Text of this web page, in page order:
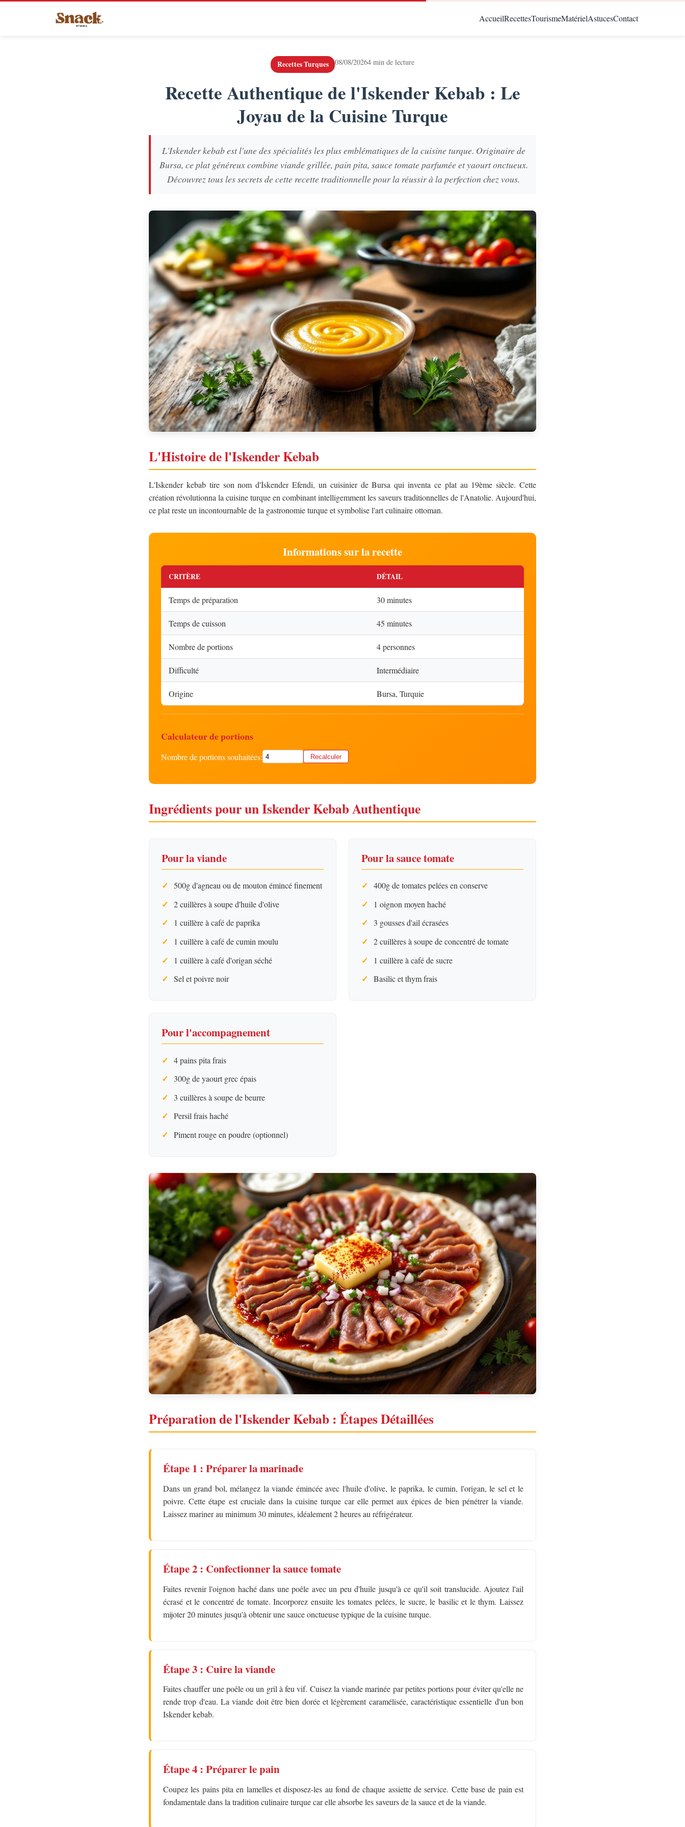
AccueilRecettesTourismeMatérielAstucesContact
Recettes Turques 08/08/20264 min de lecture
Recette Authentique de l'Iskender Kebab : Le
Joyau de la Cuisine Turque
L'Iskender kebab est l'une des spécialités les plus emblématiques de la cuisine turque. Originaire de
Bursa, ce plat généreux combine viande grillée, pain pita, sauce tomate parfumée et yaourt onctueux.
Découvrez tous les secrets de cette recette traditionnelle pour la réussir à la perfection chez vous.
L'Histoire de l'Iskender Kebab
L'Iskender kebab tire son nom d'İskender Efendi, un cuisinier de Bursa qui inventa ce plat au 19ème siècle. Cette
création révolutionna la cuisine turque en combinant intelligemment les saveurs traditionnelles de l'Anatolie. Aujourd'hui,
ce plat reste un incontournable de la gastronomie turque et symbolise l'art culinaire ottoman.
Informations sur la recette
CRITÈRE DÉTAIL
Temps de préparation 30 minutes
Temps de cuisson 45 minutes
Nombre de portions 4 personnes
Difficulté Intermédiaire
Origine Bursa, Turquie
Calculateur de portions
Nombre de portions souhaitées: Recalculer
Ingrédients pour un Iskender Kebab Authentique
Pour la viande
500g d'agneau ou de mouton émincé finement
2 cuillères à soupe d'huile d'olive
1 cuillère à café de paprika
1 cuillère à café de cumin moulu
1 cuillère à café d'origan séché
Sel et poivre noir
Pour la sauce tomate
400g de tomates pelées en conserve
1 oignon moyen haché
3 gousses d'ail écrasées
2 cuillères à soupe de concentré de tomate
1 cuillère à café de sucre
Basilic et thym frais
Pour l'accompagnement
4 pains pita frais
300g de yaourt grec épais
3 cuillères à soupe de beurre
Persil frais haché
Piment rouge en poudre (optionnel)
Préparation de l'Iskender Kebab : Étapes Détaillées
Étape 1 : Préparer la marinade
Dans un grand bol, mélangez la viande émincée avec l'huile d'olive, le paprika, le cumin, l'origan, le sel et le
poivre. Cette étape est cruciale dans la cuisine turque car elle permet aux épices de bien pénétrer la viande.
Laissez mariner au minimum 30 minutes, idéalement 2 heures au réfrigérateur.
Étape 2 : Confectionner la sauce tomate
Faites revenir l'oignon haché dans une poêle avec un peu d'huile jusqu'à ce qu'il soit translucide. Ajoutez l'ail
écrasé et le concentré de tomate. Incorporez ensuite les tomates pelées, le sucre, le basilic et le thym. Laissez
mijoter 20 minutes jusqu'à obtenir une sauce onctueuse typique de la cuisine turque.
Étape 3 : Cuire la viande
Faites chauffer une poêle ou un gril à feu vif. Cuisez la viande marinée par petites portions pour éviter qu'elle ne
rende trop d'eau. La viande doit être bien dorée et légèrement caramélisée, caractéristique essentielle d'un bon
Iskender kebab.
Étape 4 : Préparer le pain
Coupez les pains pita en lamelles et disposez-les au fond de chaque assiette de service. Cette base de pain est
fondamentale dans la tradition culinaire turque car elle absorbe les saveurs de la sauce et de la viande.